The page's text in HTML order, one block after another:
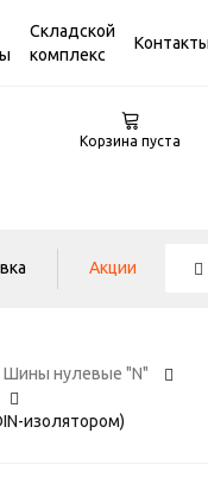
Складской
комплекс
Корзина пуста
Акции
Шины нулевые "N"
изолятором)